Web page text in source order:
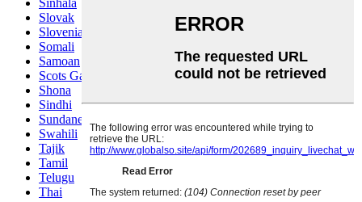
Sinhala
Slovak
Slovenian
Somali
Samoan
Scots Gaelic
Shona
Sindhi
Sundanese
Swahili
Tajik
Tamil
Telugu
Thai